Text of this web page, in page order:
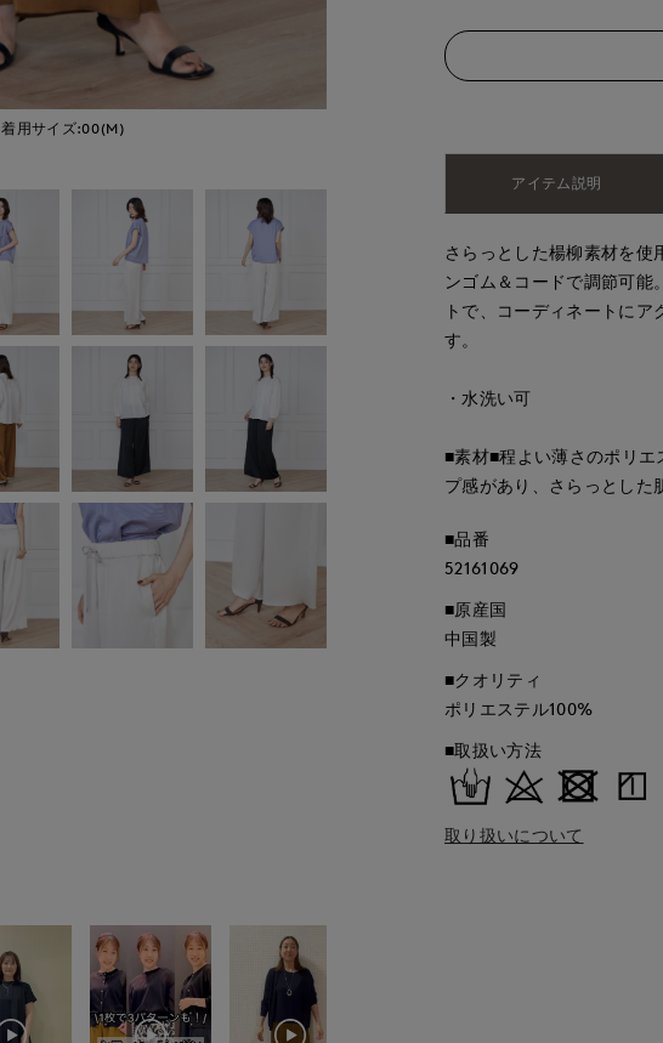
着用サイズ:00(M)
アイテム説明
さらっとした楊柳素材を使
ンゴム＆コードで調節可能
トで、コーディネートに
す。
・水洗い可
■素材■程よい薄さのポリ
プ感があり、さらっとした
■品番
52161069
■原産国
中国製
■クオリティ
ポリエステル100%
■取扱い方法
取り扱いについて